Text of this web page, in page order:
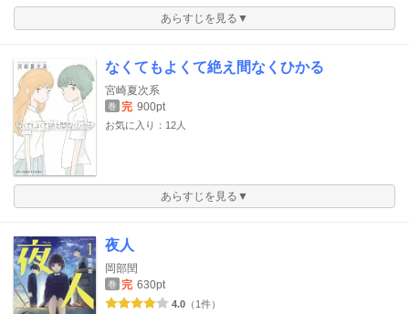
あらすじを見る▼
なくてもよくて絶え間なくひかる
宮崎夏次系
巻 完 900pt
お気に入り：12人
あらすじを見る▼
夜人
岡部閏
巻 完 630pt
4.0 （1件）